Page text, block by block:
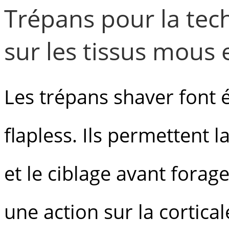
Trépans pour la
sur les tissus mous
Les trépans shaver font
flapless. Ils permettent
et le ciblage avant
une action sur la